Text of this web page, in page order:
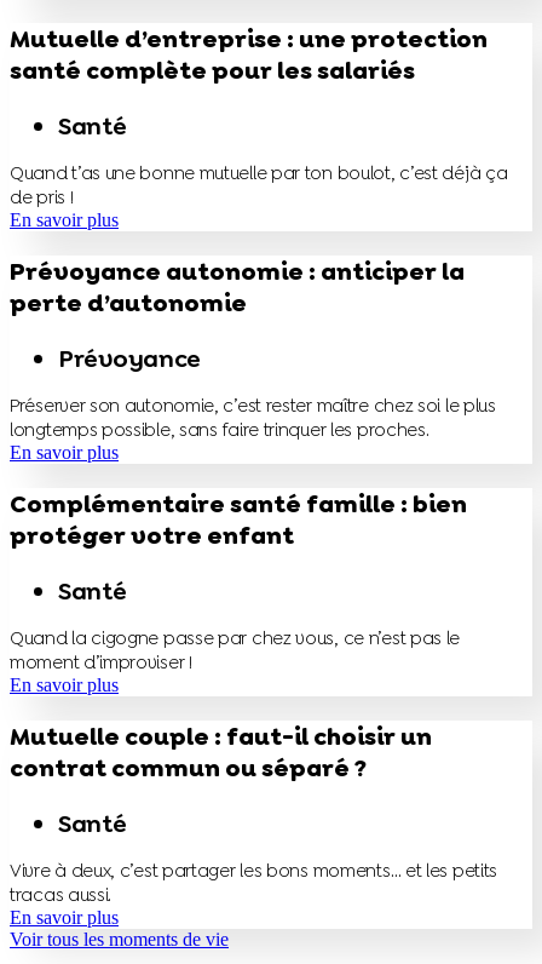
Mutuelle d’entreprise : une protection
santé complète pour les salariés
Santé
Quand t’as une bonne mutuelle par ton boulot, c’est déjà ça
de pris !
En savoir plus
Prévoyance autonomie : anticiper la
perte d’autonomie
Prévoyance
Préserver son autonomie, c’est rester maître chez soi le plus
longtemps possible, sans faire trinquer les proches.
En savoir plus
Complémentaire santé famille : bien
protéger votre enfant
Santé
Quand la cigogne passe par chez vous, ce n’est pas le
moment d’improviser !
En savoir plus
Mutuelle couple : faut-il choisir un
contrat commun ou séparé ?
Santé
Vivre à deux, c’est partager les bons moments… et les petits
tracas aussi.
En savoir plus
Voir tous les moments de vie